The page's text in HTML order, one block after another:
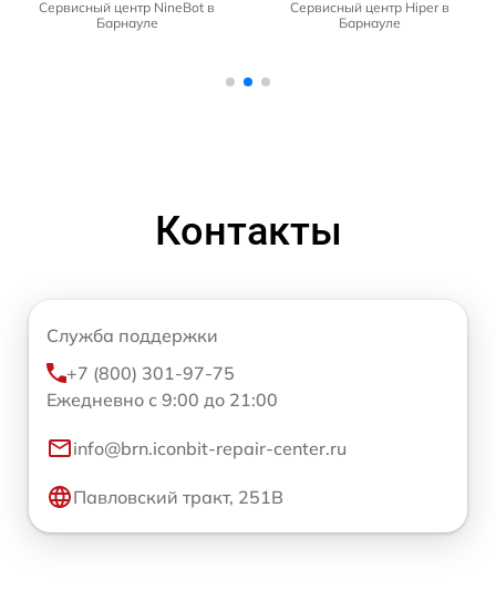
Сервисный центр NineBot в
Барнауле
Сервисный центр Hiper в
Барнауле
Контакты
Служба поддержки
+7 (800) 301-97-75
Ежедневно с 9:00 до 21:00
info@brn.iconbit-repair-center.ru
Павловский тракт, 251В